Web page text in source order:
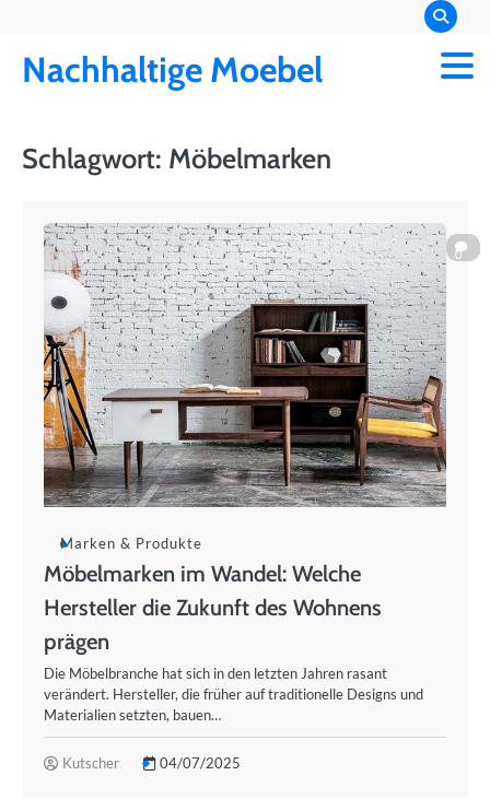
content
Nachhaltige Moebel
Schlagwort: Möbelmarken
0
Marken & Produkte
Möbelmarken im Wandel: Welche
Hersteller die Zukunft des Wohnens
prägen
Die Möbelbranche hat sich in den letzten Jahren rasant
verändert. Hersteller, die früher auf traditionelle Designs und
Materialien setzten, bauen…
Kutscher 04/07/2025